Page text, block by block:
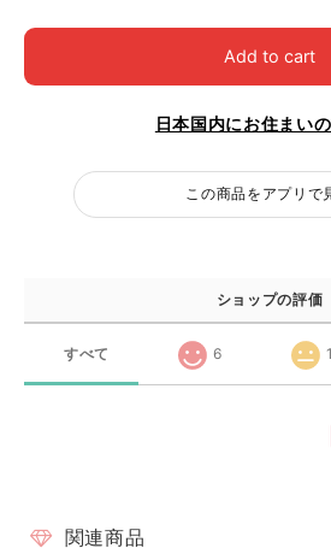
Add to cart
日本国内にお住まい
この商品をアプリで
ショップの評価
すべて 6 1
関連商品